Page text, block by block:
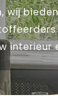
wij
interieur